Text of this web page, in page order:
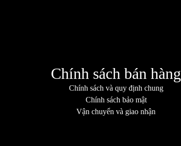
Chính sách bán hàng
Chính sách và quy định chung
Chính sách bảo mật
Vận chuyển và giao nhận